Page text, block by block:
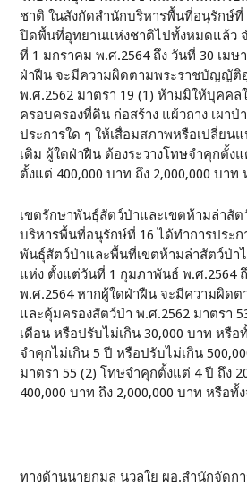
ชาติ ในสังกัดสำนักบริหารพื้นที่อนุรักษ์ที่
ปิดพื้นที่อุทยานแห่งชาติไปทั้งหมดแล้ว
ที่ 1 มกราคม พ.ศ.2564 ถึง วันที่ 30 เมษ
ฝ่าฝืน จะมีความผิดตามพระราชบัญญัติ
พ.ศ.2562 มาตรา 19 (1) ห้ามมิให้บุคคล
ครอบครองที่ดิน ก่อสร้าง แผ้วถาง เผาป่
ประการใด ๆ ให้เสื่อมสภาพหรือเปลี่ยน
เดิม ผู้ใดฝ่าฝืน ต้องระวางโทษจำคุกตั้ง
ตั้งแต่ 400,000 บาท ถึง 2,000,000 บาท
เขตรักษาพันธุ์สัตว์ป่าและเขตห้ามล่าสัต
บริหารพื้นที่อนุรักษ์ที่ 16 ได้ทำการประ
พันธุ์สัตว์ป่าและพื้นที่เขตห้ามล่าสัตว์ป่า
แห่ง ตั้งแต่วันที่ 1 กุมภาพันธ์ พ.ศ.2564
พ.ศ.2564 หากผู้ใดฝ่าฝืน จะมีความผิด
และคุ้มครองสัตว์ป่า พ.ศ.2562 มาตรา
เดือน หรือปรับไม่เกิน 30,000 บาท หรือ
จำคุกไม่เกิน 5 ปี หรือปรับไม่เกิน
มาตรา 55 (2) โทษจำคุกตั้งแต่ 4 ปี ถึง
400,000 บาท ถึง 2,000,000 บาท หรือ
ทางด้านนายกมล นวลใย ผอ.สำนักจัดก